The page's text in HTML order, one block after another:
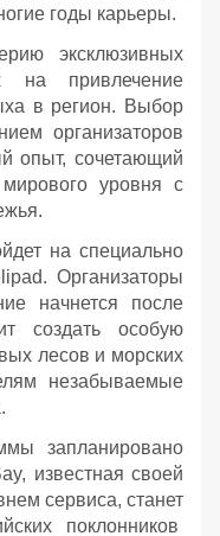
годы карьеры.
эксклюзивных
на привлечение
в регион. Выбор
организаторов
опыт, сочетающий
уровня с
на специально
Организаторы
начнется после
создать особую
лесов и морских
незабываемые
запланировано
известная своей
сервиса, станет
поклонников